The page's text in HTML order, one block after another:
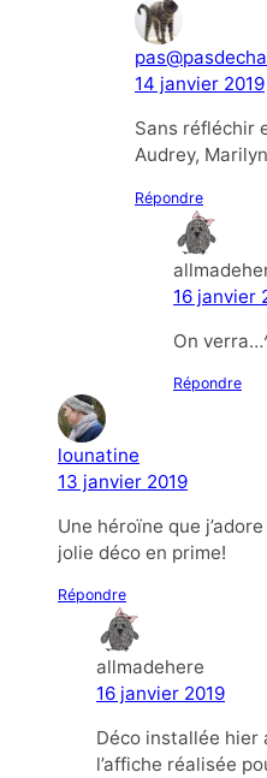
14 janvier 2019
Sans réfléchir
Audrey,
Répondre
16 janvier
On
Répondre
lounatine
13 janvier 2019
Une héroïne que
jolie déco en prime!
Répondre
allmadehere
16 janvier 2019
Déco installée hier
l’affiche réalisée